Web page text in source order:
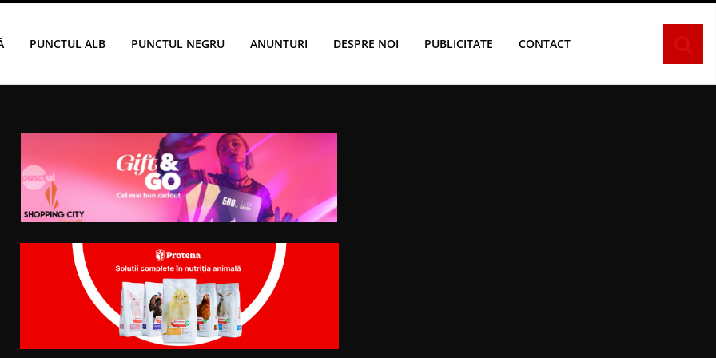
PUNCTUL ALB PUNCTUL NEGRU ANUNTURI DESPRE NOI PUBLICITATE CONTACT